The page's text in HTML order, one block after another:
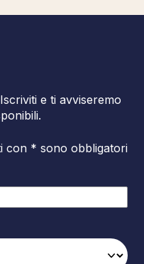
e ti avviseremo
con * sono obbligatori